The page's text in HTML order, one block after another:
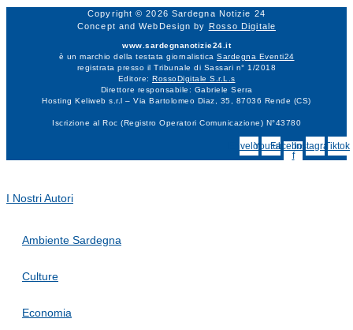
Copyright © 2026 Sardegna Notizie 24
Concept and WebDesign by
Rosso Digitale
www.sardegnanotizie24.it
è un marchio della testata giornalistica Sardegna Eventi24
registrata presso il Tribunale di Sassari n° 1/2018
Editore: RossoDigitale S.r.L.s
Direttore responsabile: Gabriele Serra
Hosting Keliweb s.r.l – Via Bartolomeo Diaz, 35, 87036 Rende (CS)
Iscrizione al Roc (Registro Operatori Comunicazione) N°43780
EnvelopeYoutubeFacebook-
f
InstagramTiktok
I Nostri Autori
Ambiente Sardegna
Culture
Economia